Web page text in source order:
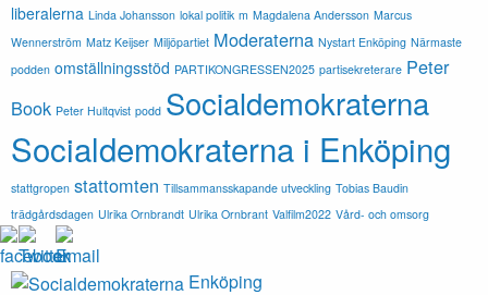
liberalerna Linda Johansson lokal politik m Magdalena Andersson Marcus
Wennerström Matz Keijser Miljöpartiet Moderaterna Nystart Enköping Närmaste
podden omställningsstöd PARTIKONGRESSEN2025 partisekreterare Peter
Book Peter Hultqvist podd Socialdemokraterna
Socialdemokraterna i Enköping
stattgropen stattomten Tillsammansskapande utveckling Tobias Baudin
trädgårdsdagen Ulrika Ornbrandt Ulrika Ornbrant Valfilm2022 Vård- och omsorg
Enköping